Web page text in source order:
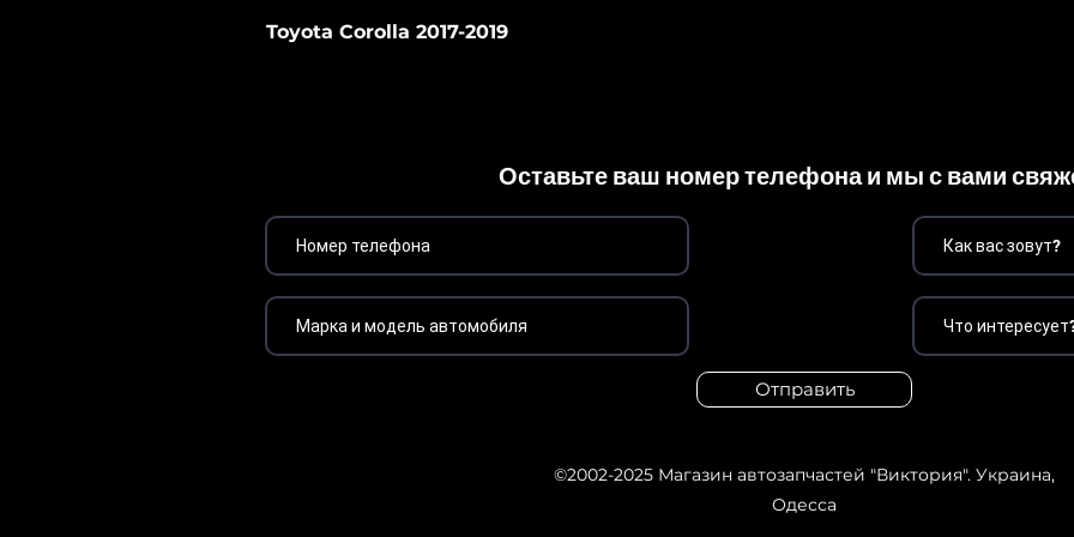
Toyota Corolla 2017-2019
Оставьте ваш номер телефона и мы с вами
Отправить
©2002-2025Магазин автозапчастей "Виктория". Украина,
Одесса